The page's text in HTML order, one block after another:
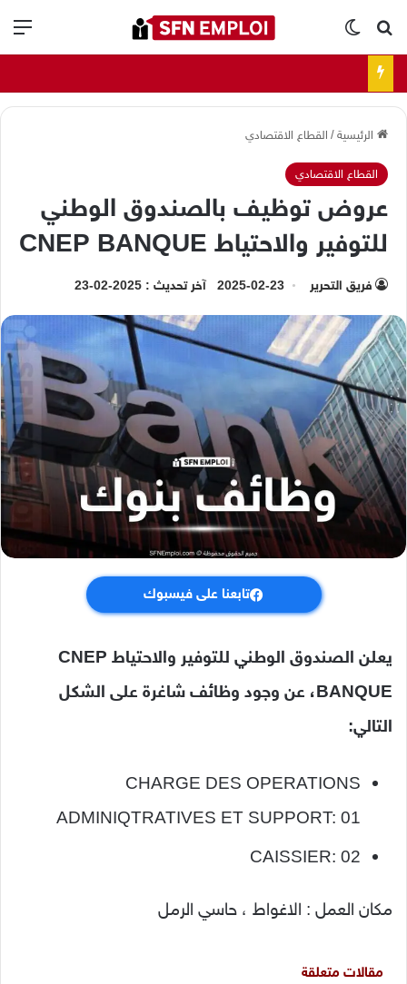
بحث عنالوضع المظلم
الرئيسية/ القطاع الاقتصادي
القطاع الاقتصادي
عروض توظيف بالصندوق الوطني
للتوفير والاحتياط CNEP BANQUE
فريق التحرير 2025-02-23 آخر تحديث : 2025-02-23
تابعنا على فيسبوك
يعلن الصندوق الوطني للتوفير والاحتياط CNEP
BANQUE، عن وجود وظائف شاغرة على الشكل
التالي:
CHARGE DES OPERATIONS
ADMINIQTRATIVES ET SUPPORT: 01
CAISSIER: 02
مكان العمل : الاغواط ، حاسي الرمل
مقالات متعلقة